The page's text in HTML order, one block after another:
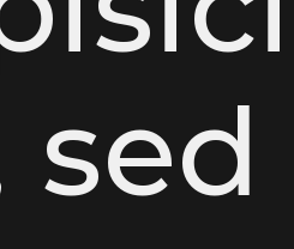
sed